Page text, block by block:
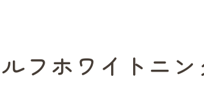
ズのオーラルケア入門
フホワイトニン